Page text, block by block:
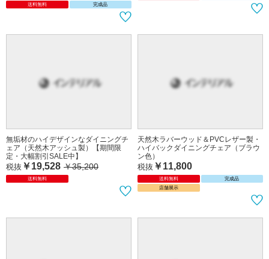
送料無料 完成品
無垢材のハイデザインなダイニングチ
ェア（天然木アッシュ製）【期間限
定・大幅割引SALE中】
税抜 ￥19,528 ￥35,200
送料無料
天然木ラバーウッド＆PVCレザー製・
ハイバックダイニングチェア（ブラウ
ン色）
税抜 ￥11,800
送料無料
完成品
店舗展示